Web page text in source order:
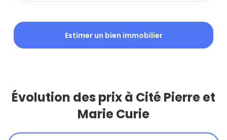
Estimer un bien immobilier
Évolution des prix à Cité Pierre et
Marie Curie